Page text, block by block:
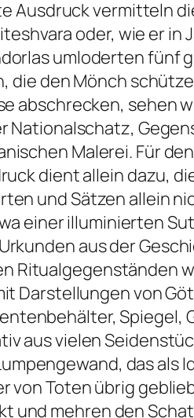
Ausdruck vermitteln
oder, wie er in
umloderten fünf
die den Mönch
abschrecken, sehen
Nationalschatz,
Malerei. Für
dient allein dazu,
und Sätzen allein
einer illuminierten
aus der
Ritualgegenständen
Darstellungen von
Spiegel,
aus vielen
das als
Toten übrig
und mehren den